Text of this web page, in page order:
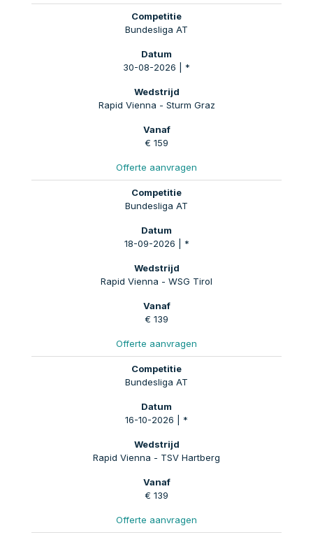
Bundesliga AT
30-08-2026 | *
Rapid Vienna - Sturm Graz
€ 159
Offerte aanvragen
Bundesliga AT
18-09-2026 | *
Rapid Vienna - WSG Tirol
€ 139
Offerte aanvragen
Bundesliga AT
16-10-2026 | *
Rapid Vienna - TSV Hartberg
€ 139
Offerte aanvragen